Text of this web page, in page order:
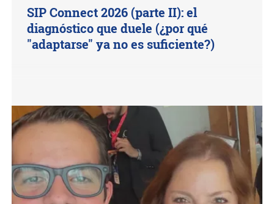
SIP Connect 2026 (parte II): el
diagnóstico que duele (¿por qué
"adaptarse" ya no es suficiente?)